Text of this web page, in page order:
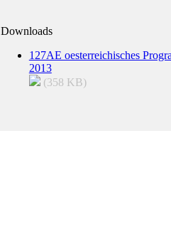
Downloads
127AE oesterreichisches
2013
(358 KB)